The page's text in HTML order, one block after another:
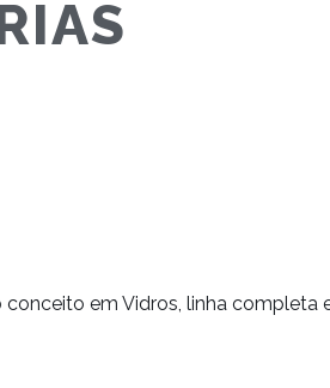
conceito em Vidros, linha completa